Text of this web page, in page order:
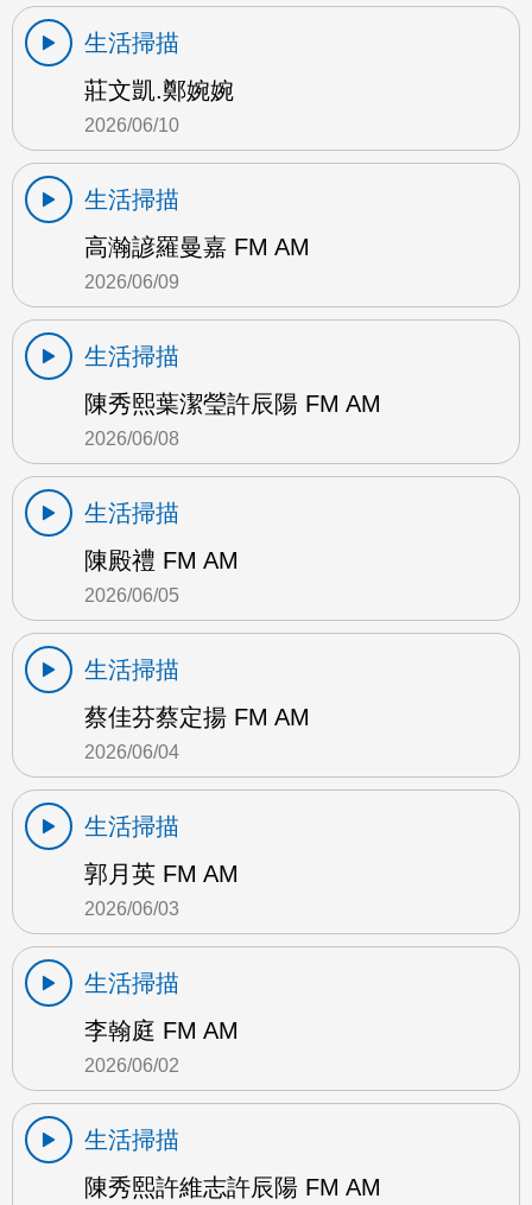
生活掃描
莊文凱.鄭婉婉
2026/06/10
生活掃描
高瀚諺羅曼嘉 FM AM
2026/06/09
生活掃描
陳秀熙葉潔瑩許辰陽 FM AM
2026/06/08
生活掃描
陳殿禮 FM AM
2026/06/05
生活掃描
蔡佳芬蔡定揚 FM AM
2026/06/04
生活掃描
郭月英 FM AM
2026/06/03
生活掃描
李翰庭 FM AM
2026/06/02
生活掃描
陳秀熙許維志許辰陽 FM AM